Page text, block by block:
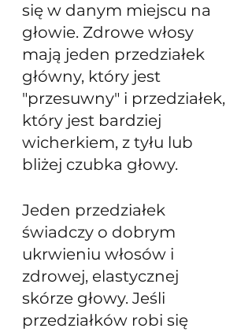
się w danym miejscu na
głowie. Zdrowe włosy
mają jeden przedziałek
główny, który jest
"przesuwny" i przedziałek,
który jest bardziej
wicherkiem, z tyłu lub
bliżej czubka głowy.
Jeden przedziałek
świadczy o dobrym
ukrwieniu włosów i
zdrowej, elastycznej
skórze głowy. Jeśli
przedziałków robi się